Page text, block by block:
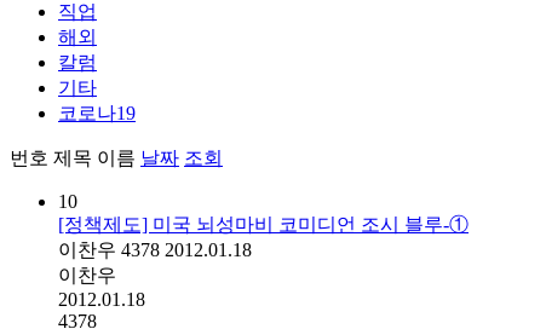
직업
해외
칼럼
기타
코로나19
번호 제목 이름 날짜 조회
10
[정책제도] 미국 뇌성마비 코미디언 조시 블루-①
이찬우 4378 2012.01.18
이찬우
2012.01.18
4378